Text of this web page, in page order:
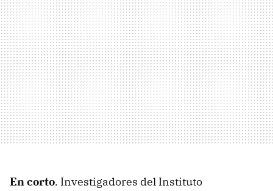
En corto. Investigadores del Instituto